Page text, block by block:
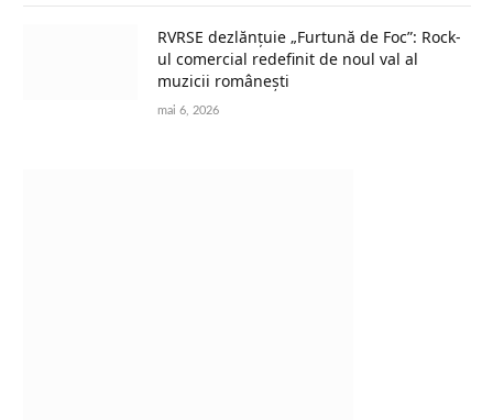
RVRSE dezlănțuie „Furtună de Foc”: Rock-
ul comercial redefinit de noul val al
muzicii românești
mai 6, 2026